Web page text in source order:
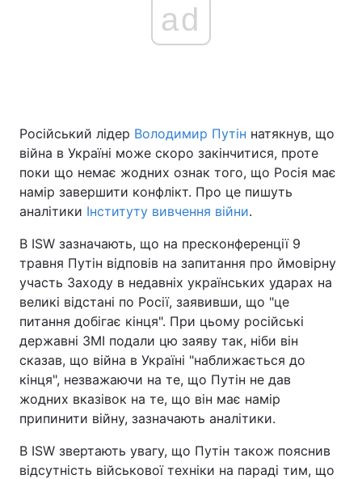
Головна Війна
Україна Політика
Економіка Світ
Спорт Наука
Техно і зв'язок Лайт
Зброя Інциденти
Здоров'я Туризм
Цікавинки Погода
Екологія Регіони
Лонгріди
ad
Російський лідер Володимир Путін натякнув, що
війна в Україні може скоро закінчитися, проте
поки що немає жодних ознак того, що Росія має
намір завершити конфлікт. Про це пишуть
аналітики Інституту вивчення війни.
В ISW зазначають, що на пресконференції 9
травня Путін відповів на запитання про ймовірну
участь Заходу в недавніх українських ударах на
великі відстані по Росії, заявивши, що "це
питання добігає кінця". При цьому російські
державні ЗМІ подали цю заяву так, ніби він
сказав, що війна в Україні "наближається до
кінця", незважаючи на те, що Путін не дав
жодних вказівок на те, що він має намір
припинити війну, зазначають аналітики.
В ISW звертають увагу, що Путін також пояснив
відсутність військової техніки на параді тим, що